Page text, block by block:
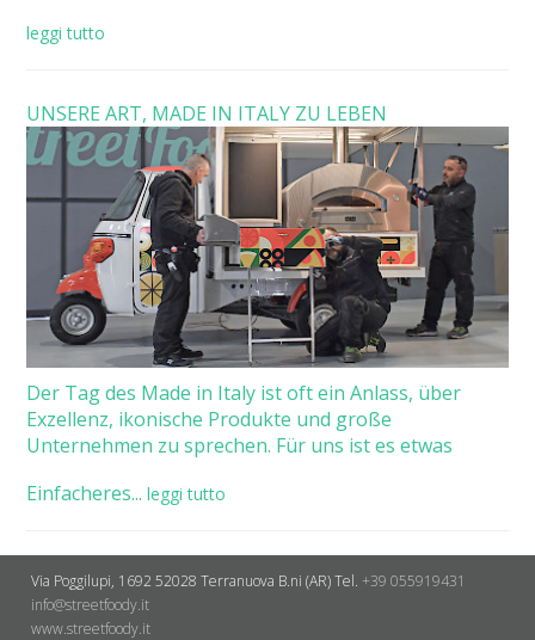
leggi tutto
UNSERE ART, MADE IN ITALY ZU LEBEN
Der Tag des Made in Italy ist oft ein Anlass, über
Exzellenz, ikonische Produkte und große
Unternehmen zu sprechen. Für uns ist es etwas
Einfacheres... leggi tutto
Via Poggilupi, 1692 52028 Terranuova B.ni (AR)Tel. +39 055919431
info@streetfoody.it
www.streetfoody.it